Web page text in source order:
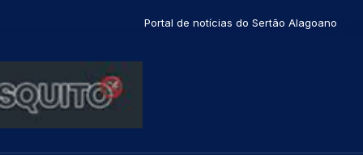
Portal de notícias do Sertão Alagoano